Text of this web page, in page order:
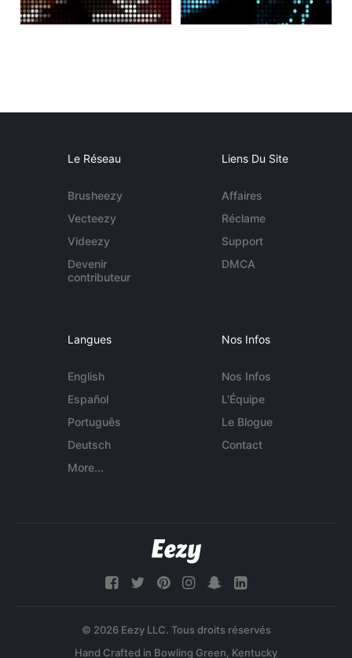
Le Réseau
Brusheezy
Vecteezy
Videezy
Devenir
contributeur
Liens Du Site
Affaires
Réclame
Support
DMCA
Langues
English
Español
Português
Deutsch
More...
Nos Infos
Nos Infos
L'Équipe
Le Blogue
Contact
© 2026 Eezy LLC. Tous droits réservés